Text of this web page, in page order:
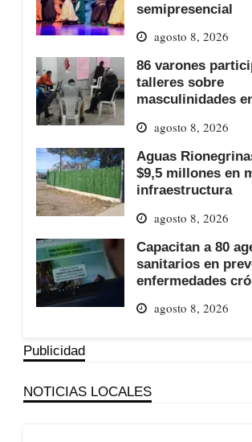
semipresencial
agosto 8, 2026
86 varones
talleres sobre
masculinidades
agosto 8, 2026
Aguas
$9,5 millones en
infraestructura
agosto 8, 2026
Capacitan a 80
sanitarios en
enfermedades
agosto 8, 2026
Publicidad
NOTICIAS LOCALES